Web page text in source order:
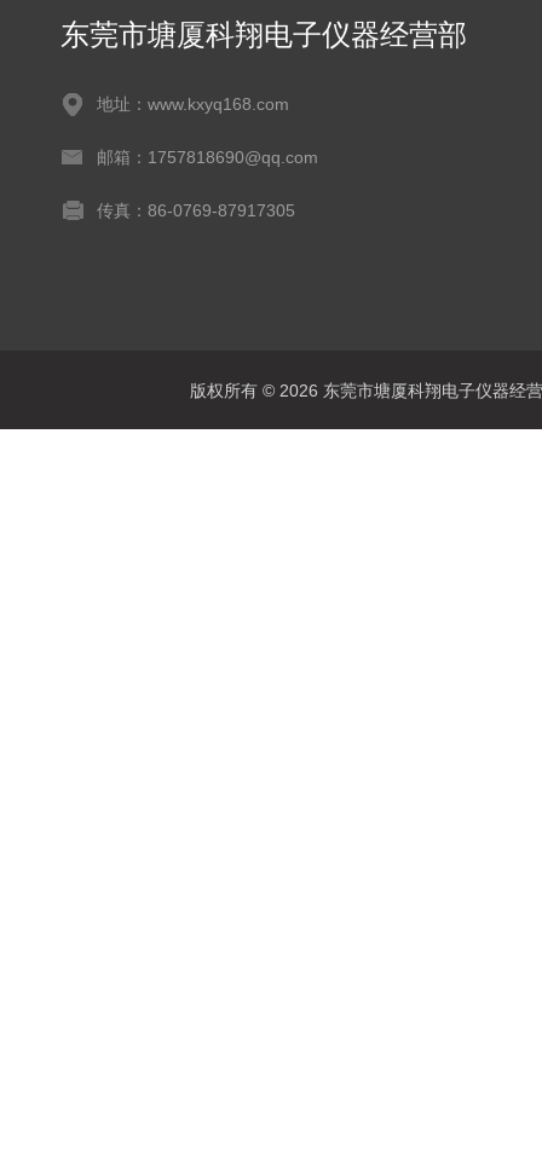
东莞市塘厦科翔电子仪器经营部
地址：www.kxyq168.com
邮箱：1757818690@qq.com
传真：86-0769-87917305
版权所有 © 2026 东莞市塘厦科翔电子仪器